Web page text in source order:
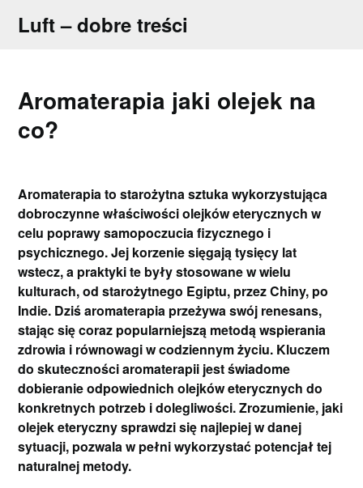
Luft – dobre treści
Aromaterapia jaki olejek na
co?
Aromaterapia to starożytna sztuka wykorzystująca
dobroczynne właściwości olejków eterycznych w
celu poprawy samopoczucia fizycznego i
psychicznego. Jej korzenie sięgają tysięcy lat
wstecz, a praktyki te były stosowane w wielu
kulturach, od starożytnego Egiptu, przez Chiny, po
Indie. Dziś aromaterapia przeżywa swój renesans,
stając się coraz popularniejszą metodą wspierania
zdrowia i równowagi w codziennym życiu. Kluczem
do skuteczności aromaterapii jest świadome
dobieranie odpowiednich olejków eterycznych do
konkretnych potrzeb i dolegliwości. Zrozumienie, jaki
olejek eteryczny sprawdzi się najlepiej w danej
sytuacji, pozwala w pełni wykorzystać potencjał tej
naturalnej metody.